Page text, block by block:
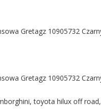
Gretagz 10905732
Gretagz 10905732
toyota hilux off